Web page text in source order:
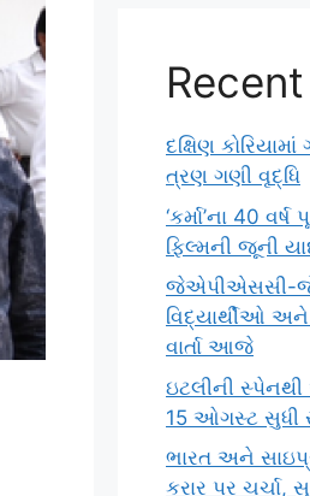
દક્ષિણ
ત્રણ ગણી વૃદ્ધિ
‘કર્મા’ના 40
ફિલ્મની જૂની
જેએપીએસસી-
વિદ્યાર્થીઓ
વાર્તા આજે
ઇટલીની સ્પેનથી
15 ઓગસ્ટ સુધી
ભારત અને
કરાર પર ચર્ચા,